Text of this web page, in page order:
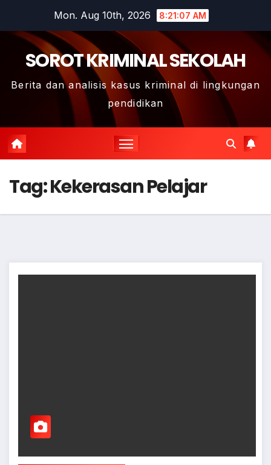
content
Mon. Aug 10th, 2026 8:21:08 AM
SOROT KRIMINAL SEKOLAH
Berita dan analisis kasus kriminal di lingkungan
pendidikan
Tag:Kekerasan Pelajar